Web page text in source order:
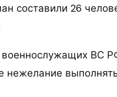
составили 26
ВС
нежелание